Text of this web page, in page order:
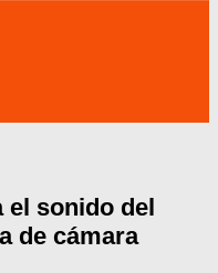
el sonido del
de cámara